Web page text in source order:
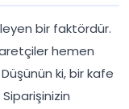
bir faktördür.
hemen
ki, bir kafe